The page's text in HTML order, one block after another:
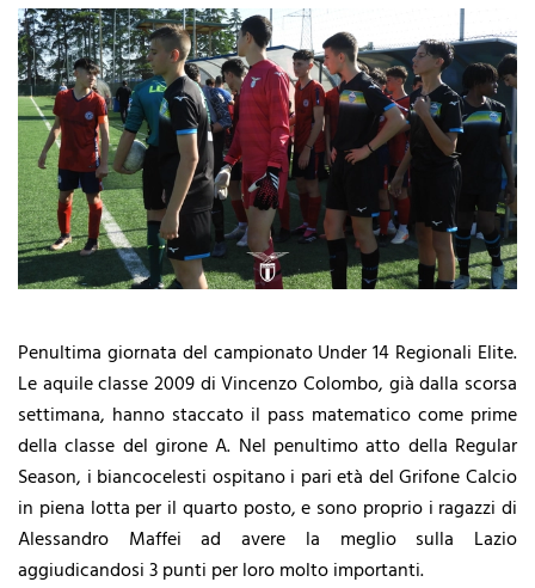
Penultima giornata del campionato Under 14 Regionali Elite.
Le aquile classe 2009 di Vincenzo Colombo, già dalla scorsa
settimana, hanno staccato il pass matematico come prime
della classe del girone A. Nel penultimo atto della Regular
Season, i biancocelesti ospitano i pari età del Grifone Calcio
in piena lotta per il quarto posto, e sono proprio i ragazzi di
Alessandro Maffei ad avere la meglio sulla Lazio
aggiudicandosi 3 punti per loro molto importanti.